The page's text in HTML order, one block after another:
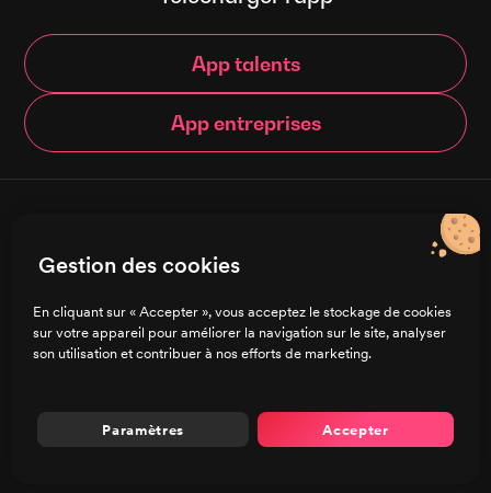
App talents
App entreprises
Charte de confidentialité
CGU/CGV
Préférences de cookies
Gestion des cookies
En cliquant sur « Accepter », vous acceptez le stockage de cookies
sur votre appareil pour améliorer la navigation sur le site, analyser
son utilisation et contribuer à nos efforts de marketing.
Accepter
Paramètres